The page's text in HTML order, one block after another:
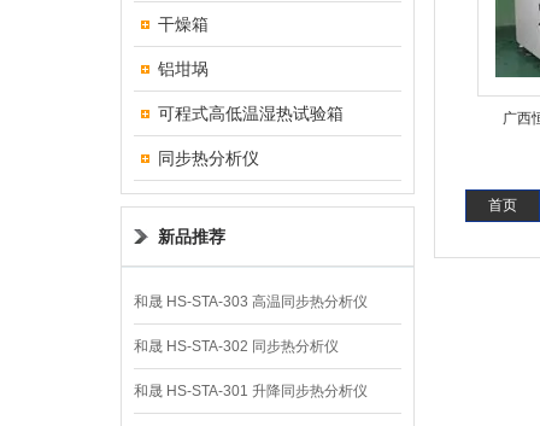
干燥箱
铝坩埚
可程式高低温湿热试验箱
同步热分析仪
新品推荐
和晟 HS-STA-303 高温同步热分析仪
和晟 HS-STA-302 同步热分析仪
和晟 HS-STA-301 升降同步热分析仪
广西
首页